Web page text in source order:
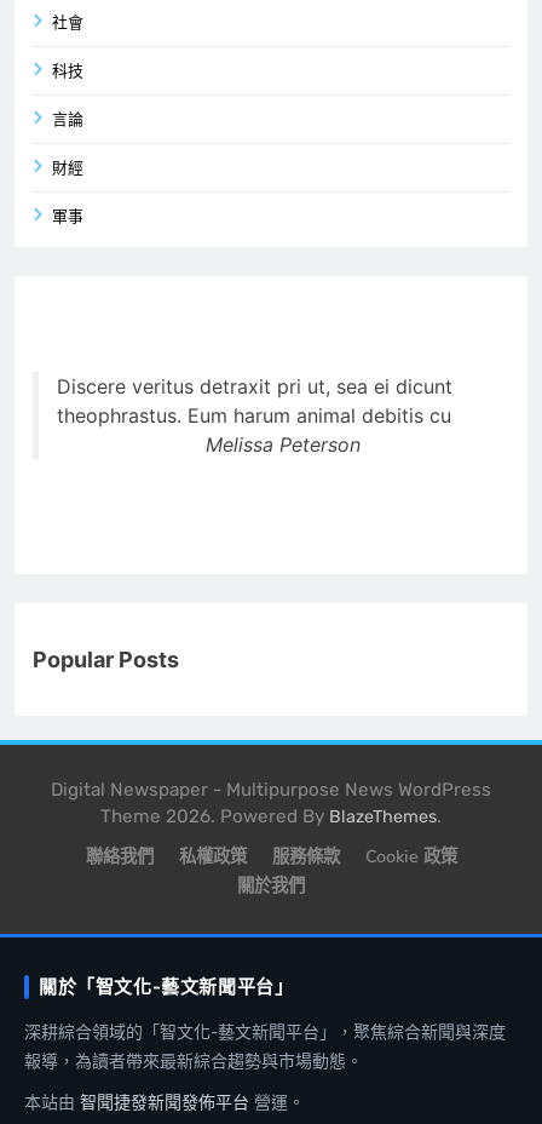
社會
科技
言論
財經
軍事
Discere veritus detraxit pri ut, sea ei dicunt
theophrastus. Eum harum animal debitis cu
Melissa Peterson
Popular Posts
Digital Newspaper - Multipurpose News WordPress
Theme 2026. Powered By BlazeThemes.
聯絡我們 私權政策 服務條款
Cookie 政策
關於我們
關於「智文化-藝文新聞平台」
深耕綜合領域的「智文化-藝文新聞平台」，聚焦綜合新聞與深度
報導，為讀者帶來最新綜合趨勢與市場動態。
本站由 智聞捷發新聞發佈平台 營運。